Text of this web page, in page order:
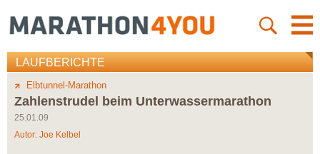
LAUFBERICHTE
Elbtunnel-Marathon
Zahlenstrudel beim Unterwassermarathon
25.01.09
Autor: Joe Kelbel